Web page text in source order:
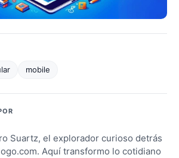
mobile
Suartz, el explorador curioso detrás
Aquí transformo lo cotidiano